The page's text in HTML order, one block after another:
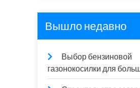
Вышло недавно
Выбор бензиновой
газонокосилки для